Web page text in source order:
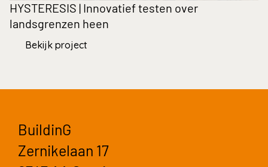
HYSTERESIS | Innovatief testen over
landsgrenzen heen
Bekijk project
BuildinG
Zernikelaan 17